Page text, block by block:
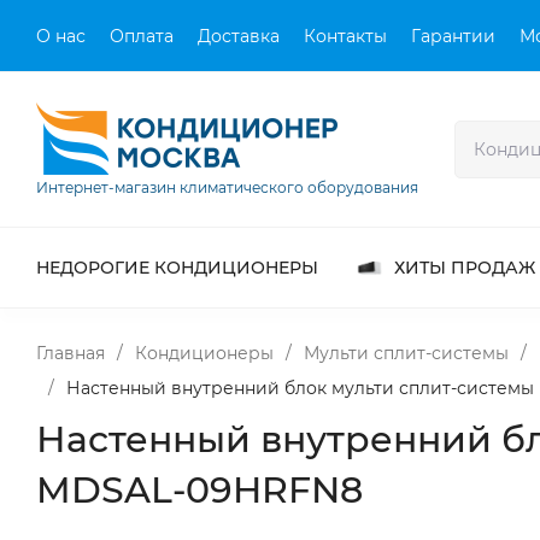
О нас Оплата Доставка Контакты Гарантии
Интернет-магазин климатического оборудования
НЕДОРОГИЕ КОНДИЦИОНЕРЫ ХИТЫ ПРОДАЖ
Главная / Кондиционеры / Мульти сплит-системы /
/
Настенный внутренний блок мульти сплит-
Настенный внутренний
MDSAL-09HRFN8